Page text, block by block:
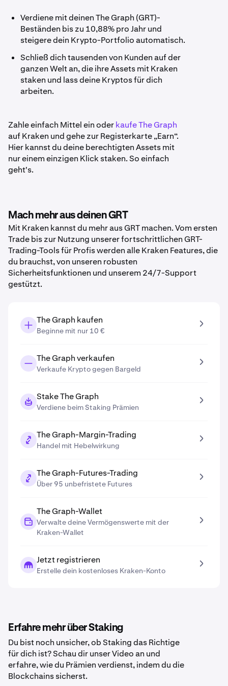
Verdiene mit deinen The Graph (GRT)-
Beständen bis zu 10,88% pro Jahr und
steigere dein Krypto-Portfolio automatisch.
Schließ dich tausenden von Kunden auf der
ganzen Welt an, die ihre Assets mit Kraken
staken und lass deine Kryptos für dich
arbeiten.
Zahle einfach Mittel ein oderkaufe The Graph
auf Kraken und gehe zur Registerkarte „Earn“.
Hier kannst du deine berechtigten Assets mit
nur einem einzigen Klick staken. So einfach
geht's.
Mach mehr aus deinen GRT
Mit Kraken kannst du mehr aus GRT machen. Vom ersten
Trade bis zur Nutzung unserer fortschrittlichen GRT-
Trading-Tools für Profis werden alle Kraken Features, die
du brauchst, von unseren robusten
Sicherheitsfunktionen und unserem 24/7-Support
gestützt.
The Graph kaufen
Beginne mit nur 10 €
The Graph verkaufen
Verkaufe Krypto gegen Bargeld
Stake The Graph
Verdiene beim Staking Prämien
The Graph-Margin-Trading
Handel mit Hebelwirkung
The Graph-Futures-Trading
Über 95 unbefristete Futures
The Graph-Wallet
Verwalte deine Vermögenswerte mit der
Kraken-Wallet
Jetzt registrieren
Erstelle dein kostenloses Kraken-Konto
Erfahre mehr über Staking
Du bist noch unsicher, ob Staking das Richtige
für dich ist? Schau dir unser Video an und
erfahre, wie du Prämien verdienst, indem du die
Blockchains sicherst.